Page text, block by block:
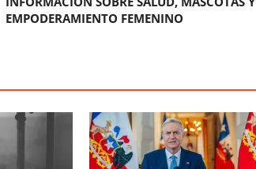
EMPODERAMIENTO FEMENINO